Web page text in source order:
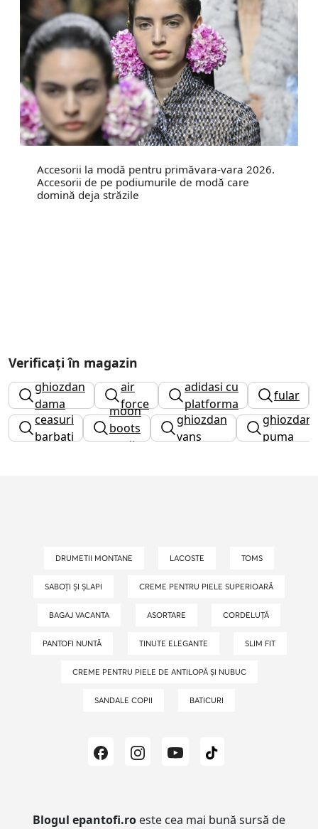
Accesorii la modă pentru primăvara-vara 2026.
Accesorii de pe podiumurile de modă care
domină deja străzile
Verificați în magazin
ghiozdan
dama
nike
air
force
1
adidasi cu
platforma
fular
ceasuri
barbati
moon
boots
copii
ghiozdan
vans
ghiozdan
puma
DRUMETII MONTANE LACOSTE TOMS
SABOȚI ȘI ȘLAPI CREME PENTRU PIELE SUPERIOARĂ
BAGAJ VACANTA ASORTARE CORDELUȚĂ
PANTOFI NUNTĂ TINUTE ELEGANTE SLIM FIT
CREME PENTRU PIELE DE ANTILOPĂ ȘI NUBUC
SANDALE COPII BATICURI
Blogul epantofi.ro este cea mai bună sursă de